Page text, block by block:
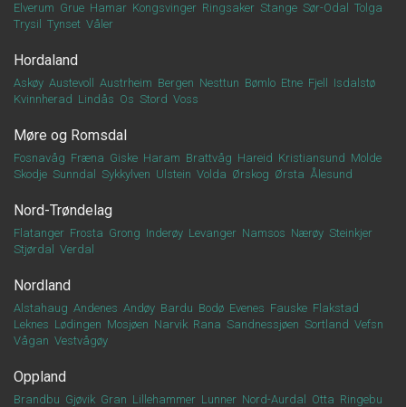
Elverum Grue Hamar Kongsvinger Ringsaker Stange Sør-Odal
Tolga
Trysil
Tynset Våler
Hordaland
Askøy Austevoll Austrheim Bergen Nesttun Bømlo Etne Fjell
Isdalstø
Kvinnherad Lindås Os Stord Voss
Møre og Romsdal
Fosnavåg Fræna Giske Haram Brattvåg Hareid Kristiansund Molde
Skodje Sunndal Sykkylven Ulstein Volda Ørskog Ørsta Ålesund
Nord-Trøndelag
Flatanger Frosta Grong Inderøy Levanger Namsos Nærøy Steinkjer
Stjørdal
Verdal
Nordland
Alstahaug Andenes Andøy Bardu Bodø Evenes Fauske Flakstad
Leknes Lødingen Mosjøen Narvik Rana Sandnessjøen Sortland Vefsn
Vågan Vestvågøy
Oppland
Brandbu Gjøvik Gran Lillehammer Lunner Nord-Aurdal Otta Ringebu